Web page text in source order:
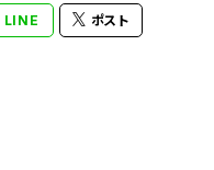
LINE ポスト